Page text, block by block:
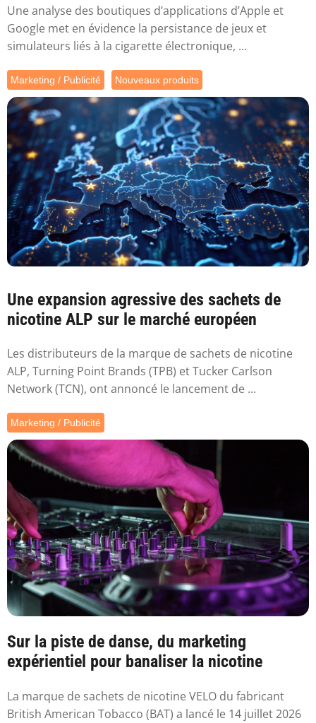
Une analyse des boutiques d’applications d’Apple et
Google met en évidence la persistance de jeux et
simulateurs liés à la cigarette électronique, ...
Marketing / Publicité Nouveaux produits
Une expansion agressive des sachets de
nicotine ALP sur le marché européen
Les distributeurs de la marque de sachets de nicotine
ALP, Turning Point Brands (TPB) et Tucker Carlson
Network (TCN), ont annoncé le lancement de ...
Marketing / Publicité
Sur la piste de danse, du marketing
expérientiel pour banaliser la nicotine
La marque de sachets de nicotine VELO du fabricant
British American Tobacco (BAT) a lancé le 14 juillet 2026